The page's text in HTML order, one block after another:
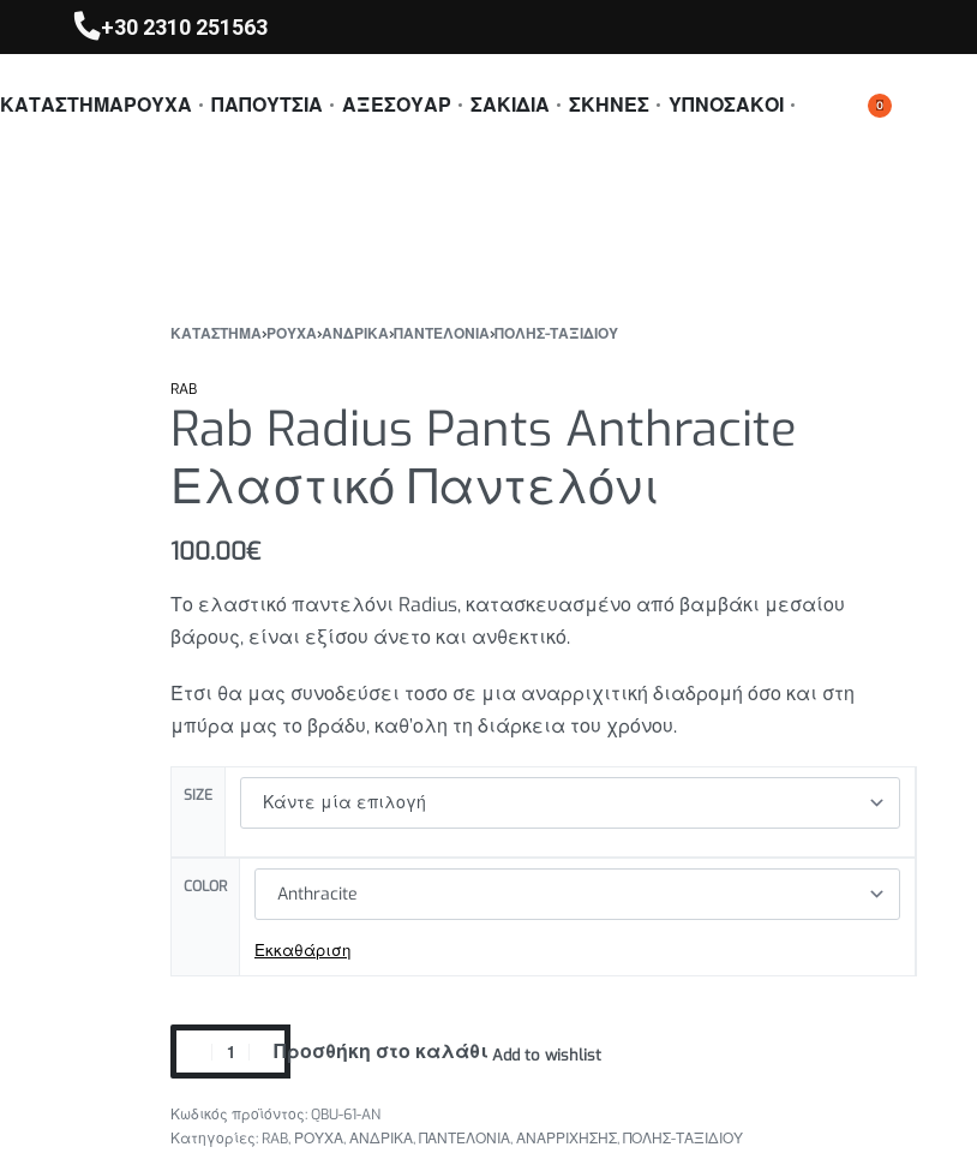
+30 2310 251563
ΚΑΤΑΣΤΗΜΑΡΟΥΧΑ ΠΑΠΟΥΤΣΙΑ ΑΞΕΣΟΥΑΡ ΣΑΚΙΔΙΑ ΣΚΗΝΕΣ ΥΠΝΟΣΑΚΟΙ 0
ΚΑΤΆΣΤΗΜΑ›ΡΟΥΧΑ›ΑΝΔΡΙΚΑ›ΠΑΝΤΕΛΟΝΙΑ›ΠΟΛΗΣ-ΤΑΞΙΔΙΟΥ
RAB
Rab Radius Pants Anthracite
Ελαστικό Παντελόνι
100.00€
Το ελαστικό παντελόνι Radius, κατασκευασμένο από βαμβάκι μεσαίου
βάρους, είναι εξίσου άνετο και ανθεκτικό.
Έτσι θα μας συνοδεύσει τοσο σε μια αναρριχιτική διαδρομή όσο και στη
μπύρα μας το βράδυ, καθ’ολη τη διάρκεια του χρόνου.
SIZE
COLOR
Εκκαθάριση
Προσθήκη στο καλάθι Add to wishlist
QBU-61-AN
Κατηγορίες: RAB, ΡΟΥΧΑ,ΑΝΔΡΙΚΑ,ΠΑΝΤΕΛΟΝΙΑ,ΑΝΑΡΡΙΧΗΣΗΣ,ΠΟΛΗΣ-ΤΑΞΙΔΙΟΥ